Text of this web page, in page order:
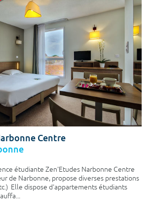
m² m²
Colocation
Chercher
Centre
étudiante Zen'Etudes Narbonne Centre
de Narbonne, propose diverses prestations
Elle dispose d'appartements étudiants